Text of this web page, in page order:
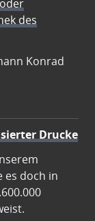
des
Konrad
Drucke
es doch in